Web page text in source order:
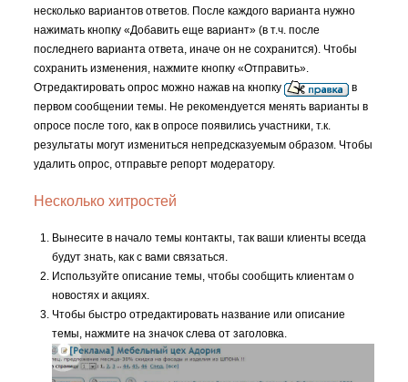
несколько вариантов ответов. После каждого варианта нужно
нажимать кнопку «Добавить еще вариант» (в т.ч. после
последнего варианта ответа, иначе он не сохранится). Чтобы
сохранить изменения, нажмите кнопку «Отправить».
Отредактировать опрос можно нажав на кнопку
в
первом сообщении темы. Не рекомендуется менять варианты в
опросе после того, как в опросе появились участники, т.к.
результаты могут измениться непредсказуемым образом. Чтобы
удалить опрос, отправьте репорт модератору.
Несколько хитростей
Вынесите в начало темы контакты, так ваши клиенты всегда
будут знать, как с вами связаться.
Используйте описание темы, чтобы сообщить клиентам о
новостях и акциях.
Чтобы быстро отредактировать название или описание
темы, нажмите на значок слева от заголовка.